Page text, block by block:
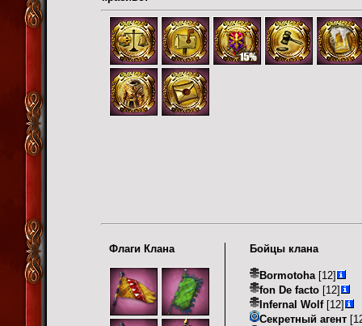
Флаги Клана Бойцы клана
Bormotoha [12]
fon De facto [12]
Infernal Wolf[12]
Секретный агент